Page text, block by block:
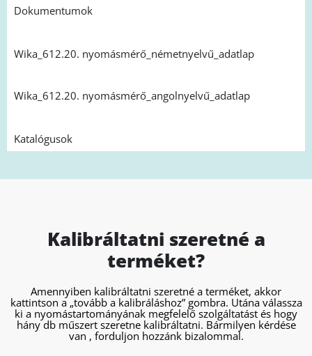
Dokumentumok
Wika_612.20. nyomásmérő_németnyelvű_adatlap
Wika_612.20. nyomásmérő_angolnyelvű_adatlap
Katalógusok
Kalibráltatni szeretné a
terméket?
Amennyiben kalibráltatni szeretné a terméket, akkor
kattintson a „tovább a kalibráláshoz” gombra. Utána válassza
ki a nyomástartományának megfelelő szolgáltatást és hogy
hány db műszert szeretne kalibráltatni. Bármilyen kérdése
van , forduljon hozzánk bizalommal.